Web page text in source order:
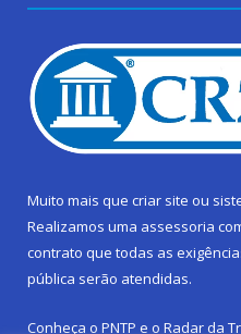
Muito mais que criar site ou
Realizamos uma assessoria
contrato que todas as
pública serão atendidas.
Conheça o PNTP e o Radar da